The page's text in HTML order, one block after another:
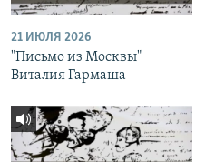
21 ИЮЛЯ 2026
"Письмо из Москвы"
Виталия Гармаша